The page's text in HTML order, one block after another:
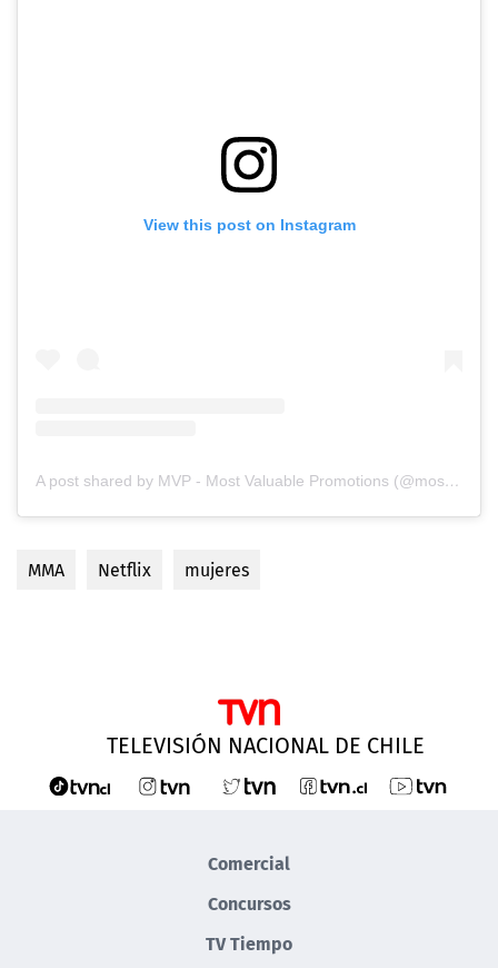
View this post on Instagram
A post shared by MVP - Most Valuable Promotions (@mostvaluablepromotions)
MMA Netflix mujeres
TELEVISIÓN NACIONAL DE CHILE
Comercial
Concursos
TV Tiempo